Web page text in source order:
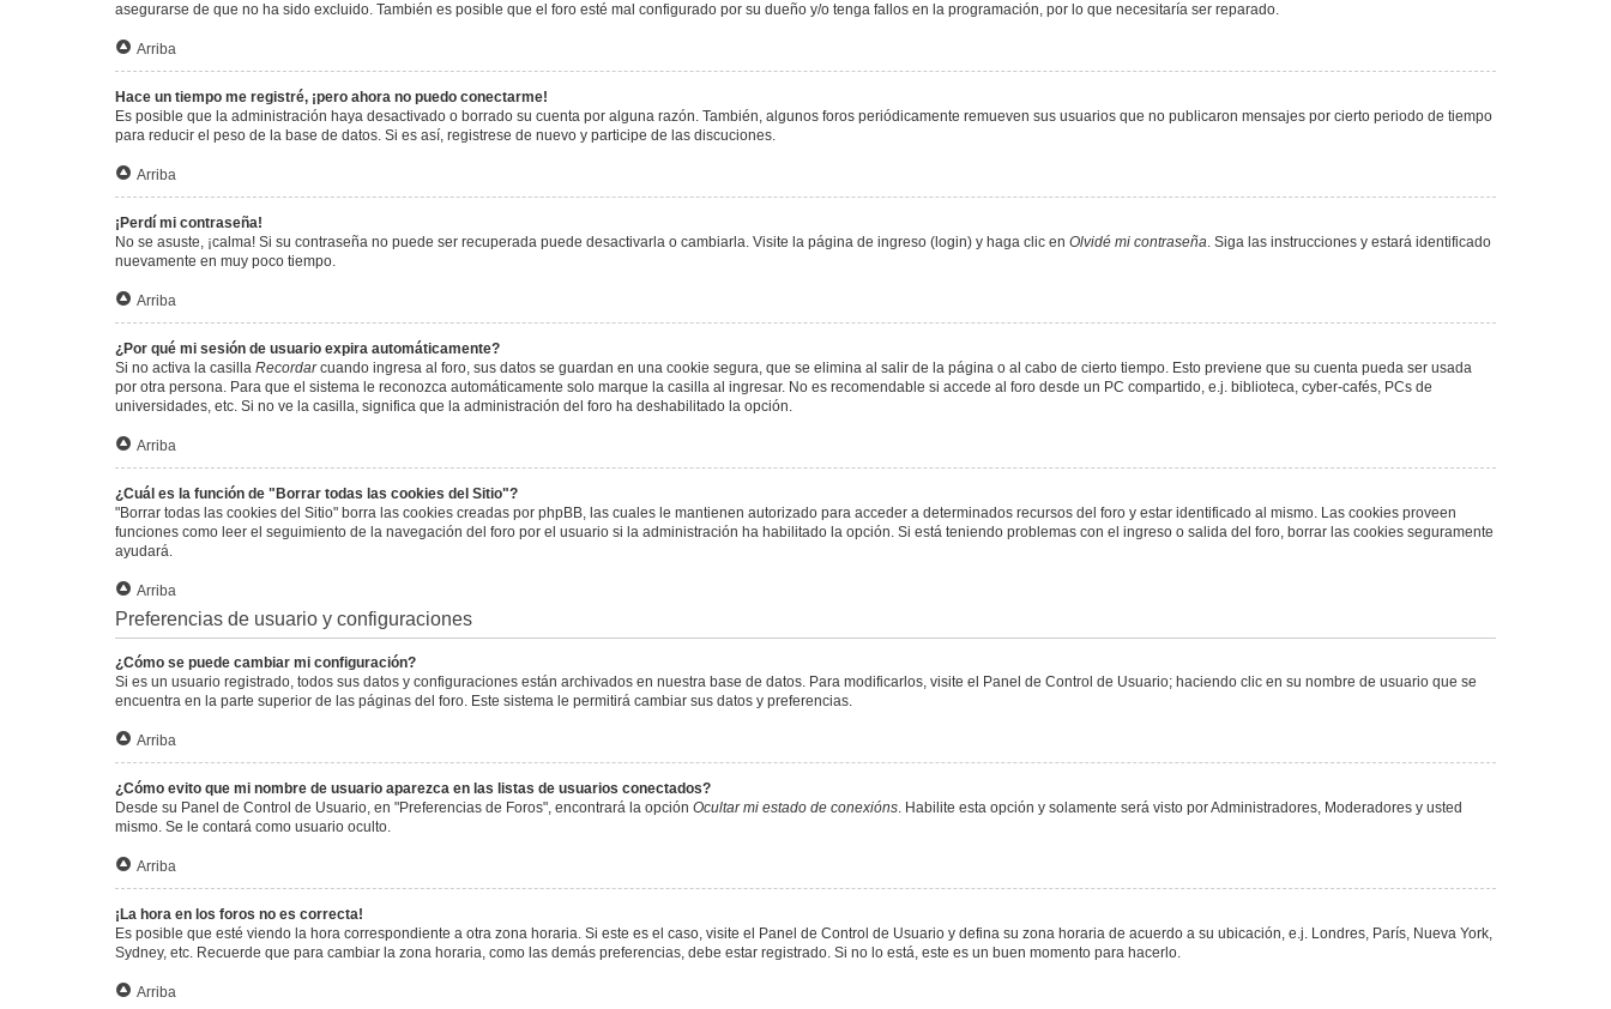
asegurarse de que no ha sido excluido. También es posible que el foro esté mal configurado por su dueño y/o tenga fallos en la programación, por lo que necesitaría ser reparado.
Arriba
Hace un tiempo me registré, ¡pero ahora no puedo conectarme!
Es posible que la administración haya desactivado o borrado su cuenta por alguna razón. También, algunos foros periódicamente remueven sus usuarios que no publicaron mensajes por cierto periodo de tiempo
para reducir el peso de la base de datos. Si es así, registrese de nuevo y participe de las discuciones.
Arriba
¡Perdí mi contraseña!
No se asuste, ¡calma! Si su contraseña no puede ser recuperada puede desactivarla o cambiarla. Visite la página de ingreso (login) y haga clic en Olvidé mi contraseña. Siga las instrucciones y estará identificado
nuevamente en muy poco tiempo.
Arriba
¿Por qué mi sesión de usuario expira automáticamente?
Si no activa la casilla Recordarcuando ingresa al foro, sus datos se guardan en una cookie segura, que se elimina al salir de la página o al cabo de cierto tiempo. Esto previene que su cuenta pueda ser usada
por otra persona. Para que el sistema le reconozca automáticamente solo marque la casilla al ingresar. No es recomendable si accede al foro desde un PC compartido, e.j. biblioteca, cyber-cafés, PCs de
universidades, etc. Si no ve la casilla, significa que la administración del foro ha deshabilitado la opción.
Arriba
¿Cuál es la función de "Borrar todas las cookies del Sitio"?
"Borrar todas las cookies del Sitio" borra las cookies creadas por phpBB, las cuales le mantienen autorizado para acceder a determinados recursos del foro y estar identificado al mismo. Las cookies proveen
funciones como leer el seguimiento de la navegación del foro por el usuario si la administración ha habilitado la opción. Si está teniendo problemas con el ingreso o salida del foro, borrar las cookies seguramente
ayudará.
Arriba
Preferencias de usuario y configuraciones
¿Cómo se puede cambiar mi configuración?
Si es un usuario registrado, todos sus datos y configuraciones están archivados en nuestra base de datos. Para modificarlos, visite el Panel de Control de Usuario; haciendo clic en su nombre de usuario que se
encuentra en la parte superior de las páginas del foro. Este sistema le permitirá cambiar sus datos y preferencias.
Arriba
¿Cómo evito que mi nombre de usuario aparezca en las listas de usuarios conectados?
Desde su Panel de Control de Usuario, en "Preferencias de Foros", encontrará la opción Ocultar mi estado de conexións. Habilite esta opción y solamente será visto por Administradores, Moderadores y usted
mismo. Se le contará como usuario oculto.
Arriba
¡La hora en los foros no es correcta!
Es posible que esté viendo la hora correspondiente a otra zona horaria. Si este es el caso, visite el Panel de Control de Usuario y defina su zona horaria de acuerdo a su ubicación, e.j. Londres, París, Nueva York,
Sydney, etc. Recuerde que para cambiar la zona horaria, como las demás preferencias, debe estar registrado. Si no lo está, este es un buen momento para hacerlo.
Arriba